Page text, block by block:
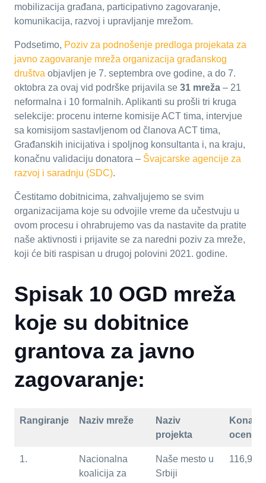
mobilizacija građana, participativno zagovaranje,
komunikacija, razvoj i upravljanje mrežom.
Podsetimo, Poziv za podnošenje predloga projekata za
javno zagovaranje mreža organizacija građanskog
društva objavljen je 7. septembra ove godine, a do 7.
oktobra za ovaj vid podrške prijavila se 31 mreža – 21
neformalna i 10 formalnih. Aplikanti su prošli tri kruga
selekcije: procenu interne komisije ACT tima, intervjue
sa komisijom sastavljenom od članova ACT tima,
Građanskih inicijativa i spoljnog konsultanta i, na kraju,
konačnu validaciju donatora – Švajcarske agencije za
razvoj i saradnju (SDC).
Čestitamo dobitnicima, zahvaljujemo se svim
organizacijama koje su odvojile vreme da učestvuju u
ovom procesu i ohrabrujemo vas da nastavite da pratite
naše aktivnosti i prijavite se za naredni poziv za mreže,
koji će biti raspisan u drugoj polovini 2021. godine.
Spisak 10 OGD mreža
koje su dobitnice
grantova za javno
zagovaranje:
Rangiranje Naziv mreže
Naziv
projekta
ocena
1.
Nacionalna
koalicija za
Naše mesto u
Srbiji
116,92